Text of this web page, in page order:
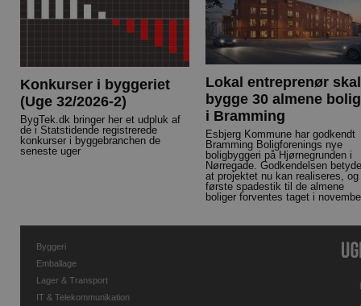
Konkurser i byggeriet
(Uge 32/2026-2)
BygTek.dk bringer her et udpluk af
de i Statstidende registrerede
konkurser i byggebranchen de
seneste uger
Lokal entreprenør skal
bygge 30 almene
i Bramming
Esbjerg Kommune har godkendt
Bramming Boligforenings nye
boligbyggeri på Hjørnegrunden i
Nørregade. Godkendelsen
at projektet nu kan realiseres, og
første spadestik til de almene
boliger forventes taget i
Byggeri
Emballage
Lager & Transport
IT & Telekommunikation